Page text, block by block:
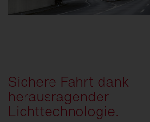
Sichere Fahrt dank
herausragender
Lichttechnologie.